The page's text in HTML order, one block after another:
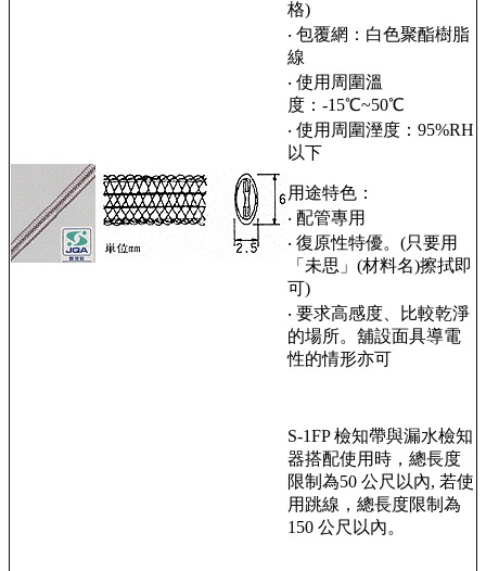
格)
‧ 包覆網：白色聚酯樹脂
線
‧ 使用周圍溫
度：-15℃~50℃
‧ 使用周圍溼度：95%RH
以下
用途特色：
‧ 配管專用
‧ 復原性特優。(只要用
「未思」(材料名)擦拭即
可)
‧ 要求高感度、比較乾淨
的場所。舖設面具導電
性的情形亦可
S-1FP 檢知帶與漏水檢知
器搭配使用時，總長度
限制為50 公尺以內, 若使
用跳線，總長度限制為
150 公尺以內。